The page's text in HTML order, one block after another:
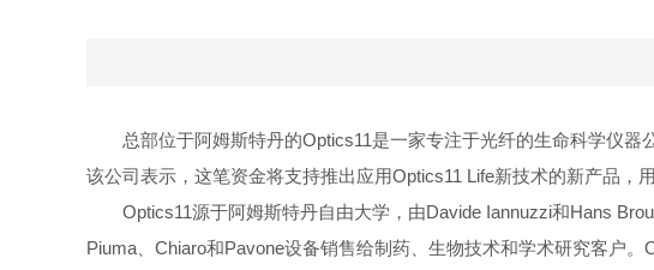
总部位于阿姆斯特丹的Optics11是一家专注于光纤的生命科学仪器
该公司表示，这笔资金将支持推出应用Optics11 Life新技术的新产品，
Optics11源于阿姆斯特丹自由大学，由Davide Iannuzzi和Hans
Piuma
Chiaro和Pavone设备销售给制药、生物技术和学术研究客户。